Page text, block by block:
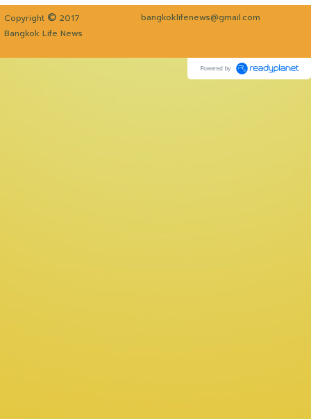
Copyright © 2017
bangkoklifenews@gmail.com
Bangkok Life News